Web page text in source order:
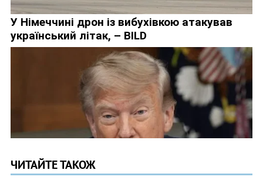
ЧИТАЙТЕ ТАКОЖ